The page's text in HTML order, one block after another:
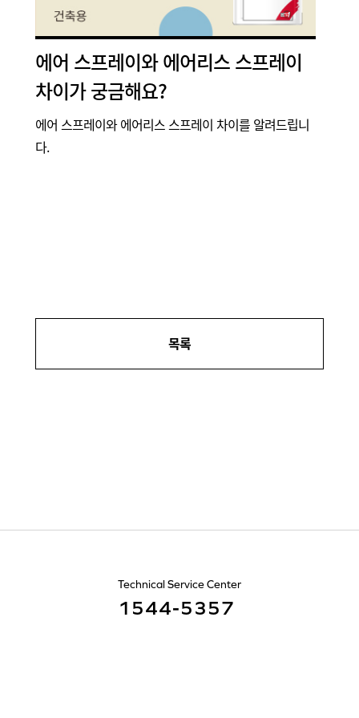
에어 스프레이와 에어리스 스프레이
차이가 궁금해요?
에어 스프레이와 에어리스 스프레이 차이를 알려드립니
다.
목록
Technical Service Center
1544-5357